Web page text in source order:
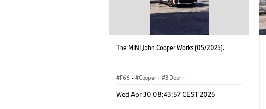
The MINI John Cooper Works (05/2025).
F66 · Cooper · 3 Door ·
Wed Apr 30 08:43:57 CEST 2025